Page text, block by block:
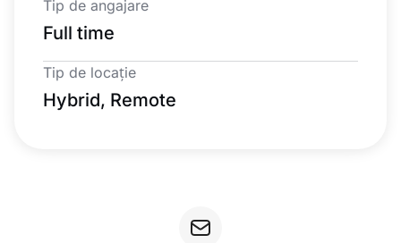
Tip de angajare
Full time
Tip de locație
Hybrid, Remote